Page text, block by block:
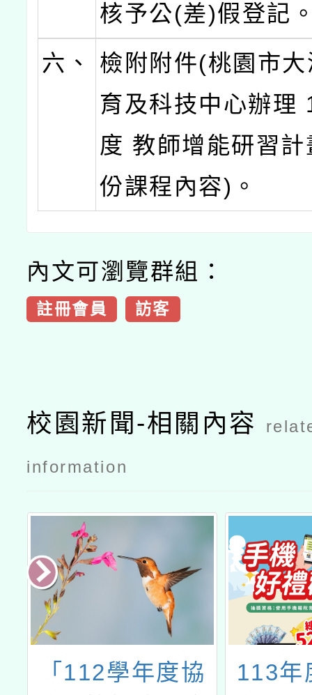
核予公(差)假登記
六、
檢附附件(桃園市
育及科技中心辦理
度 教師增能研習
份課程內容)。
內文可瀏覽群組：
註冊會員 訪客
校園新聞-相關內容
information
「112學年度協
113年